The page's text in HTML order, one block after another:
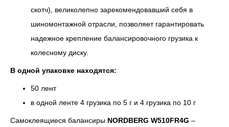
скотч), великолепно зарекомендовавший себя в
шиномонтажной отрасли, позволяет гарантировать
надежное крепление балансировочного грузика к
колесному диску.
В одной упаковке находятся:
50 лент
в одной ленте 4 грузика по 5 г и 4 грузика по 10 г
Самоклеящиеся балансиры NORDBERG W510FR4G –